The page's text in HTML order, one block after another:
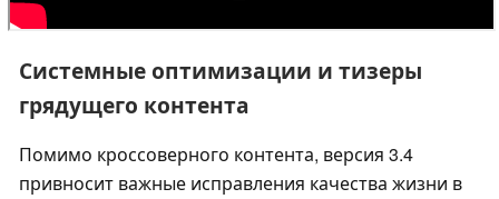
Системные оптимизации и тизеры
грядущего контента
Помимо кроссоверного контента, версия 3.4
привносит важные исправления качества жизни в